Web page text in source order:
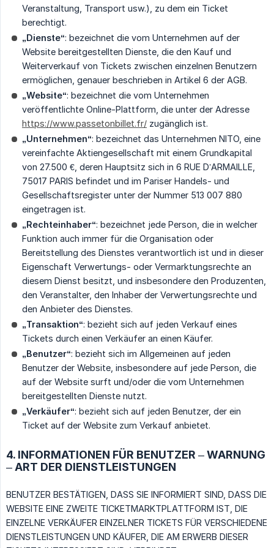
Veranstaltung, Transport usw.), zu dem ein Ticket
berechtigt.
„Dienste“: bezeichnet die vom Unternehmen auf der
Website bereitgestellten Dienste, die den Kauf und
Weiterverkauf von Tickets zwischen einzelnen Benutzern
ermöglichen, genauer beschrieben in Artikel 6 der AGB.
„Website“: bezeichnet die vom Unternehmen
veröffentlichte Online-Plattform, die unter der Adresse
https://www.passetonbillet.fr/ zugänglich ist.
„Unternehmen“: bezeichnet das Unternehmen NITO, eine
vereinfachte Aktiengesellschaft mit einem Grundkapital
von 27.500 €, deren Hauptsitz sich in 6 RUE D’ARMAILLE,
75017 PARIS befindet und im Pariser Handels- und
Gesellschaftsregister unter der Nummer 513 007 880
eingetragen ist.
„Rechteinhaber“: bezeichnet jede Person, die in welcher
Funktion auch immer für die Organisation oder
Bereitstellung des Dienstes verantwortlich ist und in dieser
Eigenschaft Verwertungs- oder Vermarktungsrechte an
diesem Dienst besitzt, und insbesondere den Produzenten,
den Veranstalter, den Inhaber der Verwertungsrechte und
den Anbieter des Dienstes.
„Transaktion“: bezieht sich auf jeden Verkauf eines
Tickets durch einen Verkäufer an einen Käufer.
„Benutzer“: bezieht sich im Allgemeinen auf jeden
Benutzer der Website, insbesondere auf jede Person, die
auf der Website surft und/oder die vom Unternehmen
bereitgestellten Dienste nutzt.
„Verkäufer“: bezieht sich auf jeden Benutzer, der ein
Ticket auf der Website zum Verkauf anbietet.
4. INFORMATIONEN FÜR BENUTZER – WARNUNG
– ART DER DIENSTLEISTUNGEN
BENUTZER BESTÄTIGEN, DASS SIE INFORMIERT SIND, DASS DIE
WEBSITE EINE ZWEITE TICKETMARKTPLATTFORM IST, DIE
EINZELNE VERKÄUFER EINZELNER TICKETS FÜR VERSCHIEDENE
DIENSTLEISTUNGEN UND KÄUFER, DIE AM ERWERB DIESER